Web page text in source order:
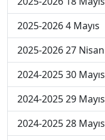
2025-2026 4 Mayıs
2025-2026 27 Nisan
2024-2025 30 Mayıs
2024-2025 29 Mayıs
2024-2025 28 Mayıs